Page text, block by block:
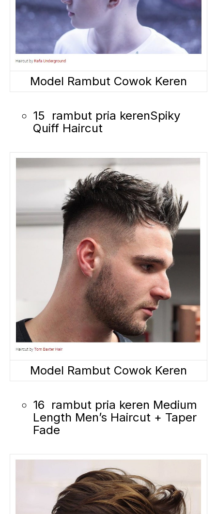
Model Rambut Cowok Keren
15 rambut pria kerenSpiky
Quiff Haircut
Model Rambut Cowok Keren
16 rambut pria keren Medium
Length Men’s Haircut + Taper
Fade